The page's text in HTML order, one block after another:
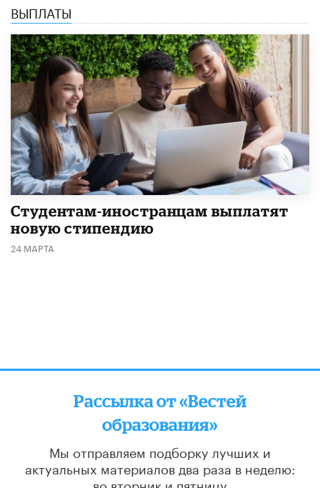
ВЫПЛАТЫ
Студентам-иностранцам выплатят
новую стипендию
24 МАРТА
Рассылка от «Вестей
образования»
Мы отправляем подборку лучших и
актуальных материалов два раза в неделю:
во вторник и пятницу